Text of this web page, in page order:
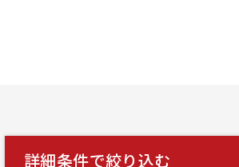
詳細条件で絞り込む